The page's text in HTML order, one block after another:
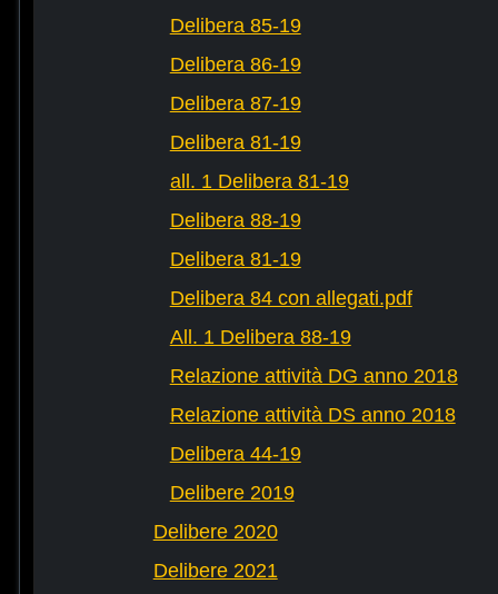
Delibera 85-19
Delibera 86-19
Delibera 87-19
Delibera 81-19
all. 1 Delibera 81-19
Delibera 88-19
Delibera 81-19
Delibera 84 con allegati.pdf
All. 1 Delibera 88-19
Relazione attività DG anno 2018
Relazione attività DS anno 2018
Delibera 44-19
Delibere 2019
Delibere 2020
Delibere 2021